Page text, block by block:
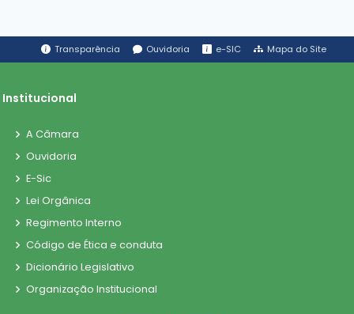
Transparência Ouvidoria e-SIC Mapa do Site
Institucional
A Câmara
Ouvidoria
E-Sic
Lei Orgânica
Regimento Interno
Código de Ética e conduta
Dicionário Legislativo
Organização Institucional